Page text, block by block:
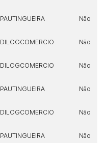
PAUTINGUEIRA Não
DILOGCOMERCIO Não
DILOGCOMERCIO Não
PAUTINGUEIRA Não
DILOGCOMERCIO Não
PAUTINGUEIRA Não